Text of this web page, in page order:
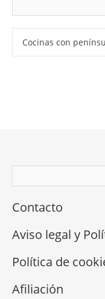
Contacto
Aviso legal y
Política de
Afiliación